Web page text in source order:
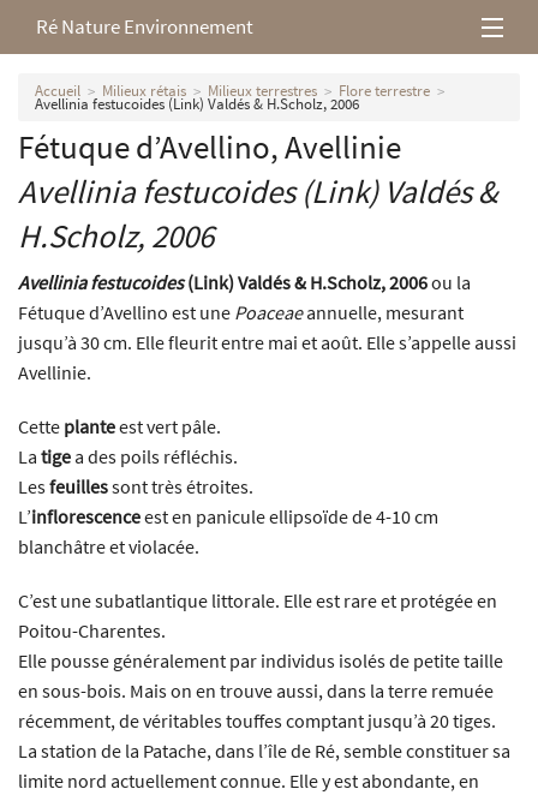
Ré Nature Environnement
L’association
Milieux rétais
Nos parutions
Accueil Milieux rétais Milieux terrestres Flore terrestre
Avellinia festucoides (Link) Valdés & H.Scholz, 2006
Fétuque d’Avellino, Avellinie
Avellinia festucoides(Link) Valdés &
H.Scholz, 2006
Avellinia festucoides(Link) Valdés & H.Scholz, 2006ou la
Fétuque d’Avellino est une Poaceaeannuelle, mesurant
jusqu’à 30 cm. Elle fleurit entre mai et août. Elle s’appelle aussi
Avellinie.
Cette planteest vert pâle.
La tige a des poils réfléchis.
Lesfeuillessont très étroites.
L’inflorescenceest en panicule ellipsoïde de 4-10 cm
blanchâtre et violacée.
C’est une subatlantique littorale. Elle est rare et protégée en
Poitou-Charentes.
Elle pousse généralement par individus isolés de petite taille
en sous-bois. Mais on en trouve aussi, dans la terre remuée
récemment, de véritables touffes comptant jusqu’à 20 tiges.
La station de la Patache, dans l’île de Ré, semble constituer sa
limite nord actuellement connue. Elle y est abondante, en